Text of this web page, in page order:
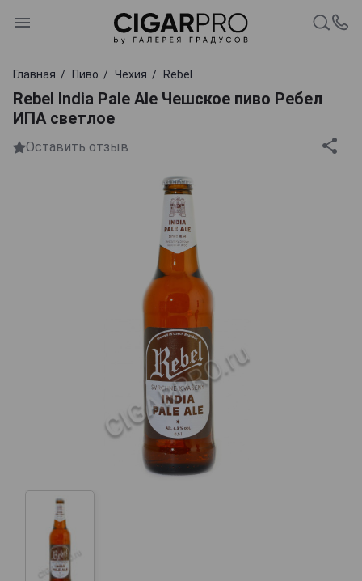
Главная Пиво Чехия Rebel
Rebel India Pale Ale Чешское пиво Ребел
ИПА светлое
Оставить отзыв